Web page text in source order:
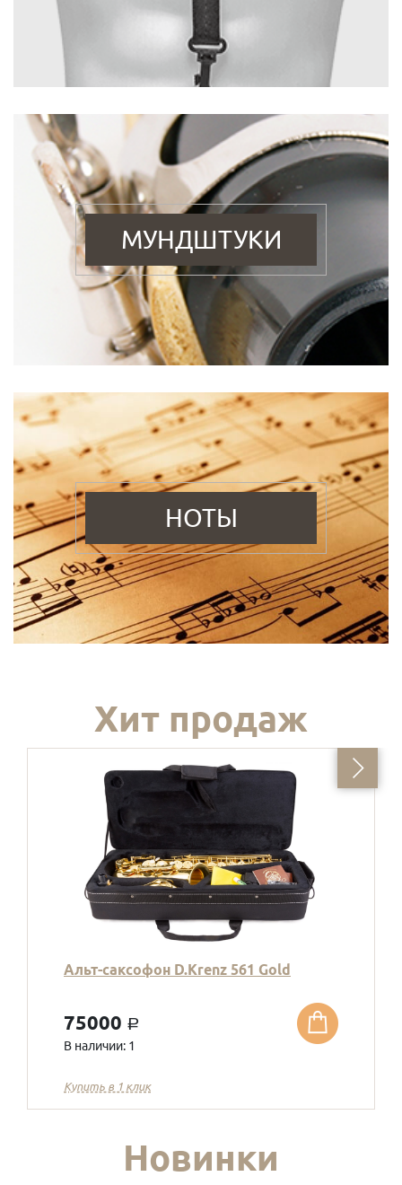
МУНДШТУКИ
НОТЫ
Хит продаж
Альт-саксофон D.Krenz 561 Gold
75000 a
В наличии: 1
Купить в 1 клик
Новинки